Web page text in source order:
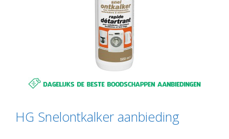
HG Snelontkalker aanbieding